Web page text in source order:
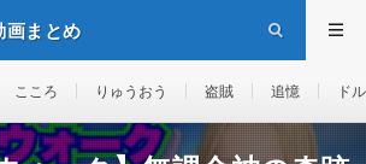
画まとめ
こころ りゅうおう 盗賊 追憶 ド